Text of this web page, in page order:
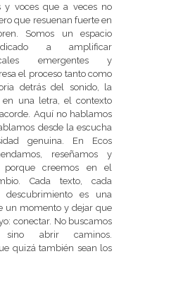
y voces que a veces no
que resuenan fuerte en
Somos un espacio
a amplificar
emergentes y
el proceso tanto como
detrás del sonido, la
una letra, el contexto
Aquí no hablamos
desde la escucha
genuina. En Ecos
reseñamos y
porque creemos en el
Cada texto, cada
es una
un momento y dejar que
conectar. No buscamos
sino abrir caminos.
quizá también sean los